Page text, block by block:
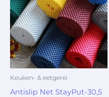
Keuken- & eetgerei
Antislip Net StayPut-30,5